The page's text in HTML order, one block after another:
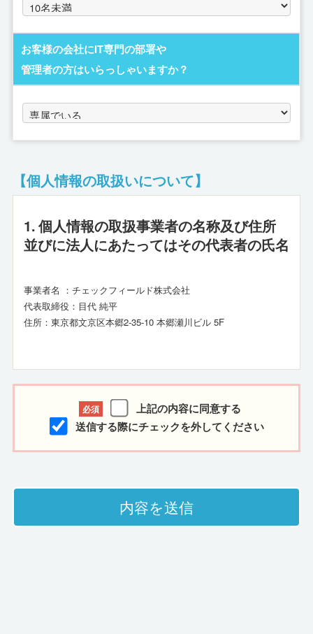
お客様の会社にIT専門の部署や
管理者の方はいらっしゃいますか？
【個人情報の取扱いについて】
1. 個人情報の取扱事業者の名称及び住所
並びに法人にあたってはその代表者の氏名
事業者名 ：チェックフィールド株式会社
代表取締役：目代 純平
住所：東京都文京区本郷2-35-10 本郷瀬川ビル 5F
2. 個人情報保護管理者（若しくはその代
理人）の氏名又は職名、所属及び連絡先
必須
上記の内容に同意する
送信する際にチェックを外してください
内容を送信